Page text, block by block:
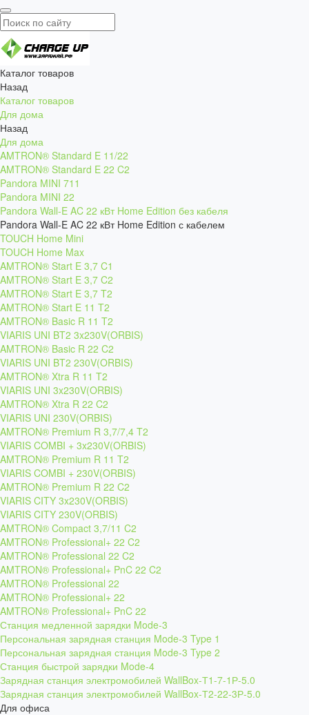
Каталог товаров
Назад
Каталог товаров
Для дома
Назад
Для дома
AMTRON® Standard E 11/22
AMTRON® Standard E 22 C2
Pandora MINI 711
Pandora MINI 22
Pandora Wall-E AC 22 кВт Home Edition без кабеля
Pandora Wall-E AC 22 кВт Home Edition с кабелем
TOUCH Home Mini
TOUCH Home Max
AMTRON® Start E 3,7 C1
AMTRON® Start E 3,7 C2
AMTRON® Start E 3,7 T2
AMTRON® Start E 11 T2
AMTRON® Basic R 11 T2
VIARIS UNI BT2 3x230V(ORBIS)
AMTRON® Basic R 22 C2
VIARIS UNI BT2 230V(ORBIS)
AMTRON® Xtra R 11 T2
VIARIS UNI 3x230V(ORBIS)
AMTRON® Xtra R 22 C2
VIARIS UNI 230V(ORBIS)
AMTRON® Premium R 3,7/7,4 T2
VIARIS COMBI + 3x230V(ORBIS)
AMTRON® Premium R 11 T2
VIARIS COMBI + 230V(ORBIS)
AMTRON® Premium R 22 C2
VIARIS CITY 3x230V(ORBIS)
VIARIS CITY 230V(ORBIS)
AMTRON® Compact 3,7/11 C2
AMTRON® Professional+ 22 C2
AMTRON® Professional 22 C2
AMTRON® Professional+ PnC 22 C2
AMTRON® Professional 22
AMTRON® Professional+ 22
AMTRON® Professional+ PnC 22
Станция медленной зарядки Mode-3
Персональная зарядная станция Mode-3 Type 1
Персональная зарядная станция Mode-3 Type 2
Станция быстрой зарядки Mode-4
Зарядная станция электромобилей WallBox-Т1-7-1Р-5.0
Зарядная станция электромобилей WallBox-Т2-22-3Р-5.0
Для офиса